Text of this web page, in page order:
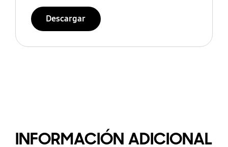
Descargar
INFORMACIÓN ADICIONAL